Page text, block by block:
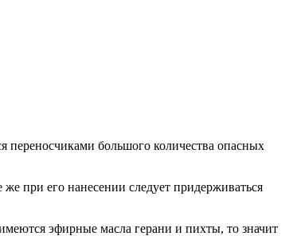
переносчиками большого количества опасных
при его нанесении следует придерживаться
эфирные масла герани и пихты, то значит